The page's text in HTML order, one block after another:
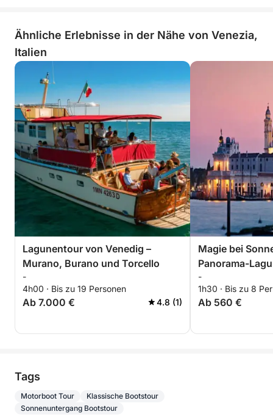
Ähnliche Erlebnisse in der Nähe von Venezia,
Italien
Lagunentour von Venedig –
Murano, Burano und Torcello
-
4h00 · Bis zu 19 Personen
Ab 7.000 € 4.8 (1)
Magie bei
Panorama-
-
1h30 · Bis zu 8
Ab 560 €
Tags
Motorboot Tour
Klassische Bootstour
Sonnenuntergang Bootstour